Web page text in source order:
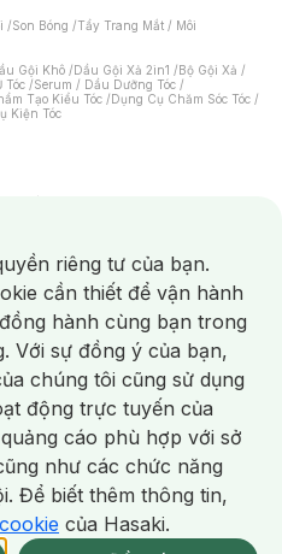
/Son Bóng /Tẩy Trang Mắt / Môi
Gội Khô /Dầu Gội Xả 2in1 /Bộ Gội Xả /
Tóc /Serum / Dầu Dưỡng Tóc /
Tạo Kiểu Tóc /Dụng Cụ Chăm Sóc Tóc /
Kiện Tóc
Mặt Nạ Xông Hơi /Nước Rửa Tay/
Răng /Bàn Chải Điện/
Tăm Nước/ Nước Súc Miệng/
Dịch Vệ Sinh/Dưỡng Vùng Kín/
/Tampon/Bọt Cạo Râu /Dao Cạo Râu/
Nước/ Da Lão Hóa/ Da Mụn/
Thâm / Nám / Tàn Nhang
Địa
Cụ / Máy Rửa Mặt Máy Chăm Sóc Da
riêng tư của bạn.
cần thiết để vận hành
hành cùng bạn trong
Với sự đồng ý của bạn,
chúng tôi cũng sử dụng
động trực tuyến của
cáo phù hợp với sở
như các chức năng
Để biết thêm thông tin,
của Hasaki.